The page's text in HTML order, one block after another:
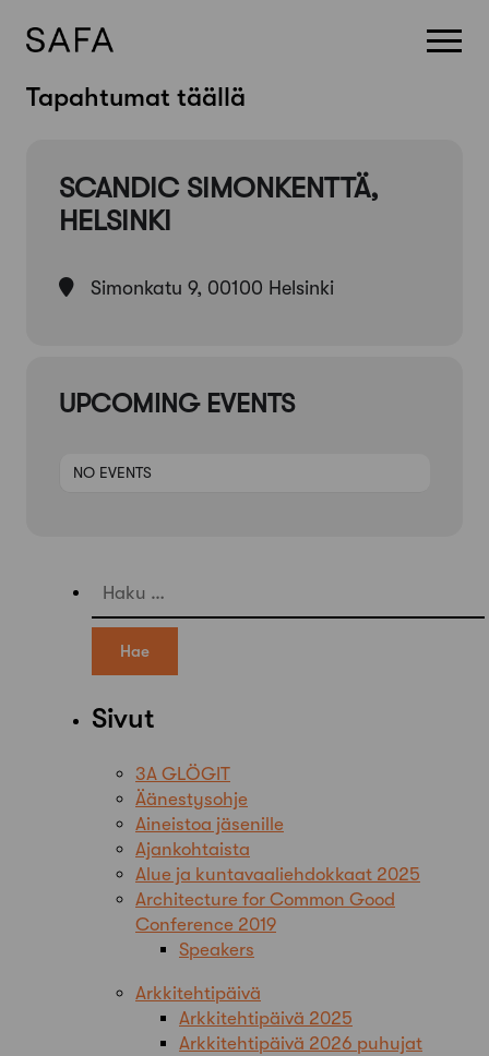
SkipTapahtumat täällä
SCANDIC SIMONKENTTÄ,
HELSINKI
Simonkatu 9, 00100 Helsinki
UPCOMING EVENTS
NO EVENTS
Haku:
Sivut
3A GLÖGIT
Äänestysohje
Aineistoa jäsenille
Ajankohtaista
Alue ja kuntavaaliehdokkaat 2025
Architecture for Common Good
Conference 2019
Speakers
Arkkitehtipäivä
Arkkitehtipäivä 2025
Arkkitehtipäivä 2026 puhujat